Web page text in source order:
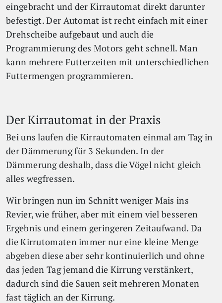
eingebracht und der Kirrautomat direkt darunter
befestigt. Der Automat ist recht einfach mit einer
Drehscheibe aufgebaut und auch die
Programmierung des Motors geht schnell. Man
kann mehrere Futterzeiten mit unterschiedlichen
Futtermengen programmieren.
Der Kirrautomat in der Praxis
Bei uns laufen die Kirrautomaten einmal am Tag in
der Dämmerung für 3 Sekunden. In der
Dämmerung deshalb, dass die Vögel nicht gleich
alles wegfressen.
Wir bringen nun im Schnitt weniger Mais ins
Revier, wie früher, aber mit einem viel besseren
Ergebnis und einem geringeren Zeitaufwand. Da
die Kirrutomaten immer nur eine kleine Menge
abgeben diese aber sehr kontinuierlich und ohne
das jeden Tag jemand die Kirrung verstänkert,
dadurch sind die Sauen seit mehreren Monaten
fast täglich an der Kirrung.